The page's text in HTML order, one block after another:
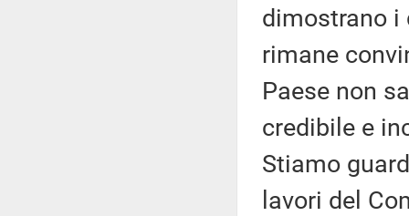
dimostrano i
rimane
Paese non
credibile e
Stiamo
lavori del